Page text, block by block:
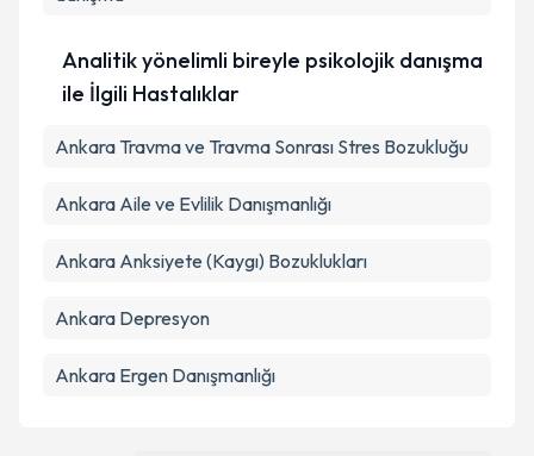
Analitik yönelimli bireyle psikolojik danışma
ile İlgili Hastalıklar
Ankara Travma ve Travma Sonrası Stres Bozukluğu
Ankara Aile ve Evlilik Danışmanlığı
Ankara Anksiyete (Kaygı) Bozuklukları
Ankara Depresyon
Ankara Ergen Danışmanlığı